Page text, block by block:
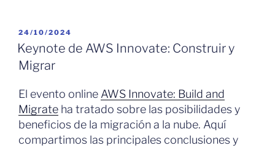
PUBLICADO
EL
24/10/2024
Keynote de AWS Innovate: Construir y
Migrar
El evento online AWS Innovate: Build and
Migrate ha tratado sobre las posibilidades y
beneficios de la migración a la nube. Aquí
compartimos las principales conclusiones y